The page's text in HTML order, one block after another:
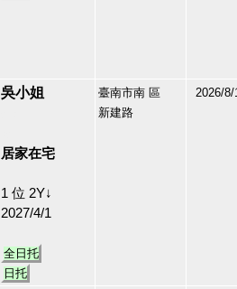
吳小姐
居家在宅
1 位 2Y↓
2027/4/1
全日托
日托
臺南市南 區
新建路
2026/8/